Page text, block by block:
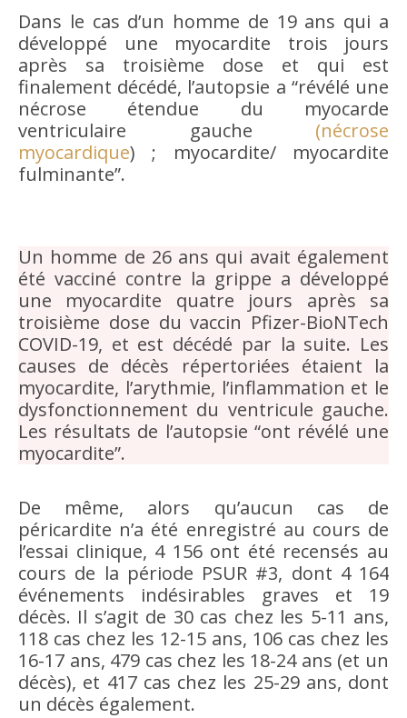
Dans le cas d’un homme de 19 ans qui a
développé une myocardite trois jours
après sa troisième dose et qui est
finalement décédé, l’autopsie a “révélé une
nécrose étendue du myocarde
ventriculaire gauche (nécrose
myocardique) ; myocardite/ myocardite
fulminante”.
Un homme de 26 ans qui avait également
été vacciné contre la grippe a développé
une myocardite quatre jours après sa
troisième dose du vaccin Pfizer-BioNTech
COVID-19, et est décédé par la suite. Les
causes de décès répertoriées étaient la
myocardite, l’arythmie, l’inflammation et le
dysfonctionnement du ventricule gauche.
Les résultats de l’autopsie “ont révélé une
myocardite”.
De même, alors qu’aucun cas de
péricardite n’a été enregistré au cours de
l’essai clinique, 4 156 ont été recensés au
cours de la période PSUR #3, dont 4 164
événements indésirables graves et 19
décès. Il s’agit de 30 cas chez les 5-11 ans,
118 cas chez les 12-15 ans, 106 cas chez les
16-17 ans, 479 cas chez les 18-24 ans (et un
décès), et 417 cas chez les 25-29 ans, dont
un décès également.